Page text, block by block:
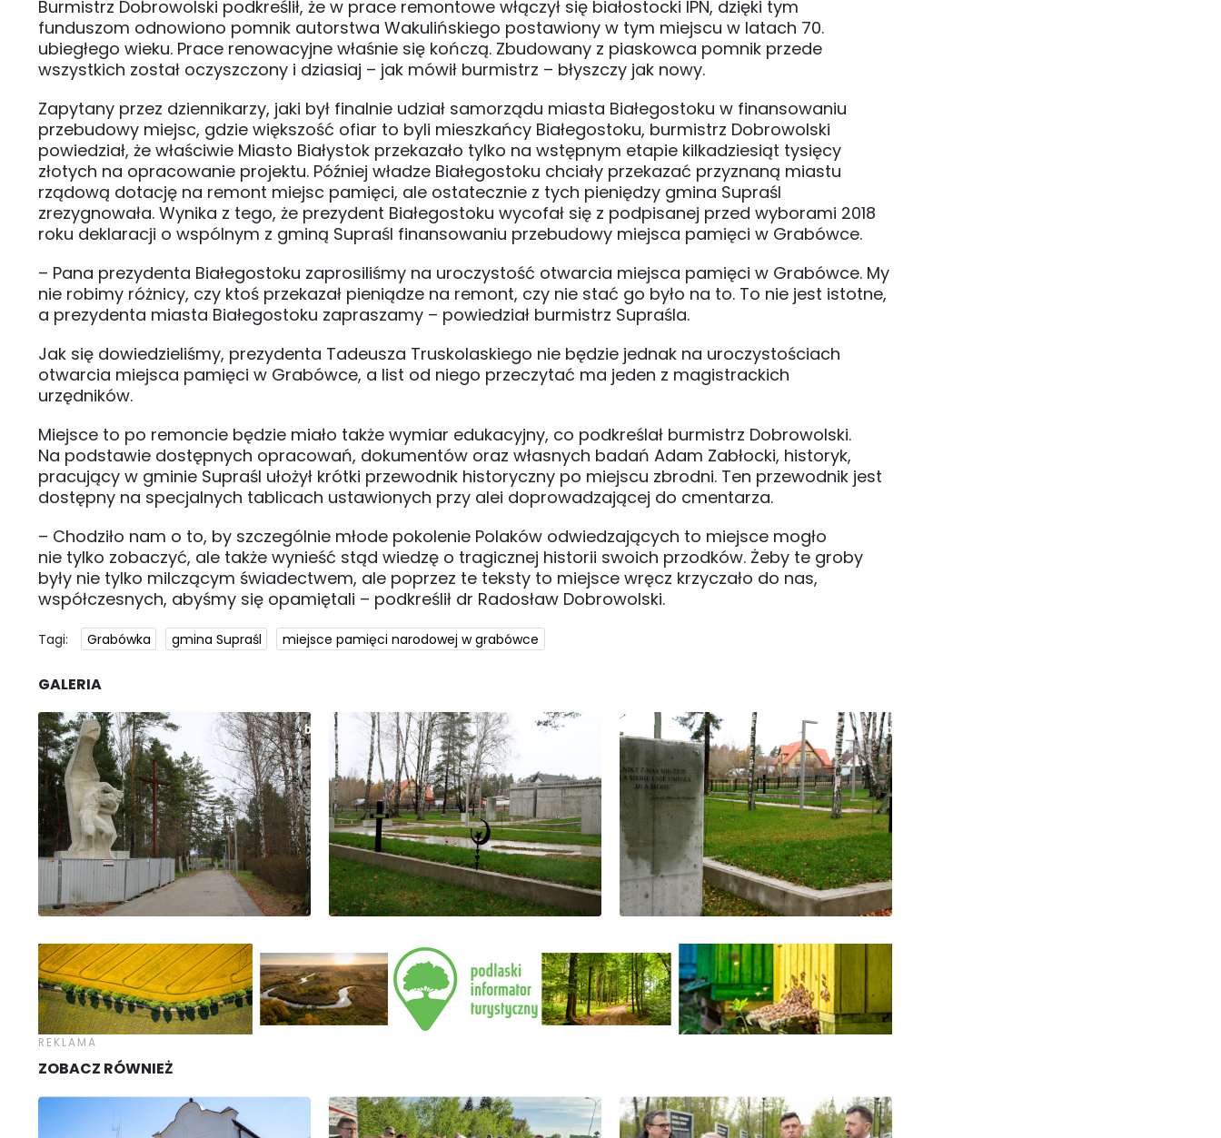
Burmistrz Dobrowolski podkreślił, że w prace remontowe włączył się białostocki IPN, dzięki tym
funduszom odnowiono pomnik autorstwa Wakulińskiego postawiony w tym miejscu w latach 70.
ubiegłego wieku. Prace renowacyjne właśnie się kończą. Zbudowany z piaskowca pomnik przede
wszystkich został oczyszczony i dziasiaj – jak mówił burmistrz – błyszczy jak nowy.
Zapytany przez dziennikarzy, jaki był finalnie udział samorządu miasta Białegostoku w finansowaniu
przebudowy miejsc, gdzie większość ofiar to byli mieszkańcy Białegostoku, burmistrz Dobrowolski
powiedział, że właściwie Miasto Białystok przekazało tylko na wstępnym etapie kilkadziesiąt tysięcy
złotych na opracowanie projektu. Później władze Białegostoku chciały przekazać przyznaną miastu
rządową dotację na remont miejsc pamięci, ale ostatecznie z tych pieniędzy gmina Supraśl
zrezygnowała. Wynika z tego, że prezydent Białegostoku wycofał się z podpisanej przed wyborami 2018
roku deklaracji o wspólnym z gminą Supraśl finansowaniu przebudowy miejsca pamięci w Grabówce.
– Pana prezydenta Białegostoku zaprosiliśmy na uroczystość otwarcia miejsca pamięci w Grabówce. My
nie robimy różnicy, czy ktoś przekazał pieniądze na remont, czy nie stać go było na to. To nie jest istotne,
a prezydenta miasta Białegostoku zapraszamy – powiedział burmistrz Supraśla.
Jak się dowiedzieliśmy, prezydenta Tadeusza Truskolaskiego nie będzie jednak na uroczystościach
otwarcia miejsca pamięci w Grabówce, a list od niego przeczytać ma jeden z magistrackich
urzędników.
Miejsce to po remoncie będzie miało także wymiar edukacyjny, co podkreślał burmistrz Dobrowolski.
Na podstawie dostępnych opracowań, dokumentów oraz własnych badań Adam Zabłocki, historyk,
pracujący w gminie Supraśl ułożył krótki przewodnik historyczny po miejscu zbrodni. Ten przewodnik jest
dostępny na specjalnych tablicach ustawionych przy alei doprowadzającej do cmentarza.
– Chodziło nam o to, by szczególnie młode pokolenie Polaków odwiedzających to miejsce mogło
nie tylko zobaczyć, ale także wynieść stąd wiedzę o tragicznej historii swoich przodków. Żeby te groby
były nie tylko milczącym świadectwem, ale poprzez te teksty to miejsce wręcz krzyczało do nas,
współczesnych, abyśmy się opamiętali – podkreślił dr Radosław Dobrowolski.
Tagi: Grabówka gmina Supraśl miejsce pamięci narodowej w grabówce
GALERIA
ZOBACZ RÓWNIEŻ